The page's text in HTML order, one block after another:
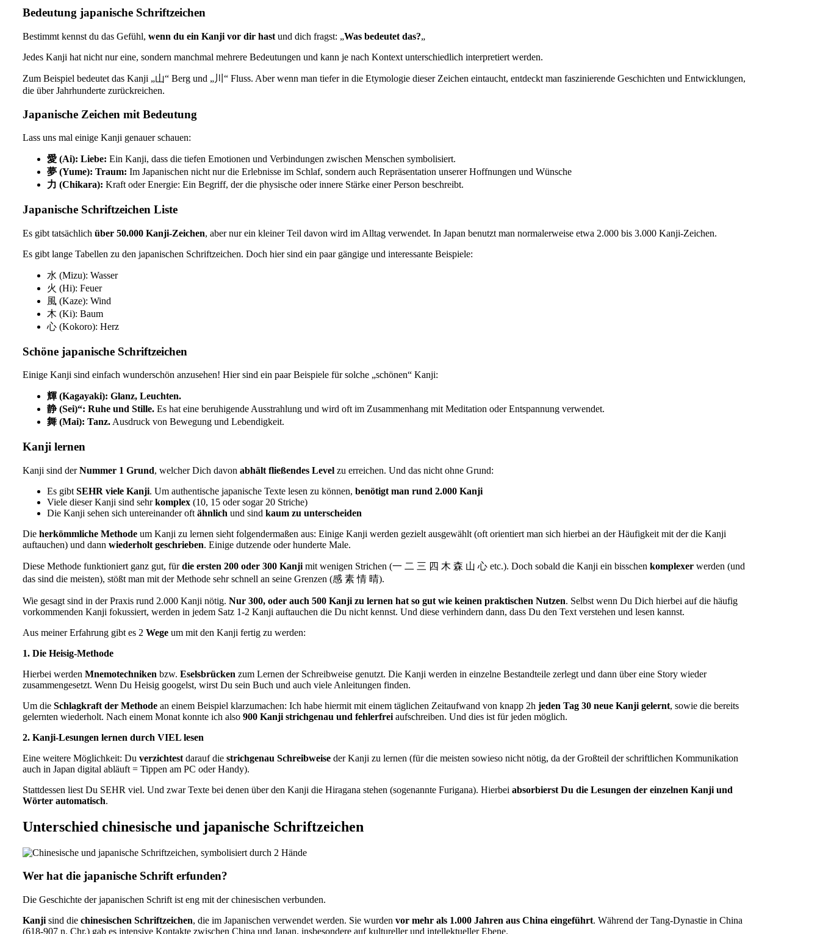
Bedeutung japanische Schriftzeichen
Bestimmt kennst du das Gefühl, wenn du ein Kanji vor dir hastund dich fragst: „Was bedeutet das?„
Jedes Kanji hat nicht nur eine, sondern manchmal mehrere Bedeutungen und kann je nach Kontext unterschiedlich interpretiert werden.
Zum Beispiel bedeutet das Kanji „山“ Berg und „川“ Fluss. Aber wenn man tiefer in die Etymologie dieser Zeichen eintaucht, entdeckt man faszinierende Geschichten und Entwicklungen,
die über Jahrhunderte zurückreichen.
Japanische Zeichen mit Bedeutung
Lass uns mal einige Kanji genauer schauen:
愛 (Ai): Liebe: Ein Kanji, dass die tiefen Emotionen und Verbindungen zwischen Menschen symbolisiert.
夢 (Yume): Traum: Im Japanischen nicht nur die Erlebnisse im Schlaf, sondern auch Repräsentation unserer Hoffnungen und Wünsche
力 (Chikara): Kraft oder Energie: Ein Begriff, der die physische oder innere Stärke einer Person beschreibt.
Japanische Schriftzeichen Liste
Es gibt tatsächlich über 50.000 Kanji-Zeichen, aber nur ein kleiner Teil davon wird im Alltag verwendet. In Japan benutzt man normalerweise etwa 2.000 bis 3.000 Kanji-Zeichen.
Es gibt lange Tabellen zu den japanischen Schriftzeichen. Doch hier sind ein paar gängige und interessante Beispiele:
水 (Mizu): Wasser
火 (Hi): Feuer
風 (Kaze): Wind
木 (Ki): Baum
心 (Kokoro): Herz
Schöne japanische Schriftzeichen
Einige Kanji sind einfach wunderschön anzusehen! Hier sind ein paar Beispiele für solche „schönen“ Kanji:
輝 (Kagayaki): Glanz, Leuchten.
静 (Sei)“: Ruhe und Stille.Es hat eine beruhigende Ausstrahlung und wird oft im Zusammenhang mit Meditation oder Entspannung verwendet.
舞 (Mai): Tanz.Ausdruck von Bewegung und Lebendigkeit.
Kanji lernen
Kanji sind derNummer 1 Grund, welcher Dich davon abhält fließendes Levelzu erreichen. Und das nicht ohne Grund:
Es gibt SEHR viele Kanji. Um authentische japanische Texte lesen zu können, benötigt man rund 2.000 Kanji
Viele dieser Kanji sind sehrkomplex(10, 15 oder sogar 20 Striche)
Die Kanji sehen sich untereinander oft ähnlich und sind kaum zu unterscheiden
Die herkömmliche Methodeum Kanji zu lernen sieht folgendermaßen aus: Einige Kanji werden gezielt ausgewählt (oft orientiert man sich hierbei an der Häufigkeit mit der die Kanji
auftauchen) und dann wiederholt geschrieben. Einige dutzende oder hunderte Male.
Diese Methode funktioniert ganz gut, fürdie ersten 200 oder 300 Kanjimit wenigen Strichen (一 二 三 四 木 森 山 心 etc.). Doch sobald die Kanji ein bisschen komplexerwerden (und
das sind die meisten), stößt man mit der Methode sehr schnell an seine Grenzen (感 素 情 晴).
Wie gesagt sind in der Praxis rund 2.000 Kanji nötig. Nur 300, oder auch 500 Kanji zu lernen hat so gut wie keinen praktischen Nutzen. Selbst wenn Du Dich hierbei auf die häufig
vorkommenden Kanji fokussiert, werden in jedem Satz 1-2 Kanji auftauchen die Du nicht kennst. Und diese verhindern dann, dass Du den Text verstehen und lesen kannst.
Aus meiner Erfahrung gibt es 2 Wegeum mit den Kanji fertig zu werden:
1. Die Heisig-Methode
Hierbei werden Mnemotechniken bzw. Eselsbrücken zum Lernen der Schreibweise genutzt. Die Kanji werden in einzelne Bestandteile zerlegt und dann über eine Story wieder
zusammengesetzt. Wenn Du Heisig googelst, wirst Du sein Buch und auch viele Anleitungen finden.
Um die Schlagkraft der Methodean einem Beispiel klarzumachen: Ich habe hiermit mit einem täglichen Zeitaufwand von knapp 2h jeden Tag 30 neue Kanji gelernt, sowie die bereits
gelernten wiederholt. Nach einem Monat konnte ich also 900 Kanji strichgenau und fehlerfreiaufschreiben. Und dies ist für jeden möglich.
2. Kanji-Lesungen lernen durch VIEL lesen
Eine weitere Möglichkeit: Du verzichtestdarauf diestrichgenau Schreibweiseder Kanji zu lernen (für die meisten sowieso nicht nötig, da der Großteil der schriftlichen Kommunikation
auch in Japan digital abläuft = Tippen am PC oder Handy).
Stattdessen liest Du SEHR viel. Und zwar Texte bei denen über den Kanji die Hiragana stehen (sogenannte Furigana). Hierbei absorbierst Du die Lesungen der einzelnen Kanji und
Wörter automatisch.
Unterschied chinesische und japanische Schriftzeichen
Wer hat die japanische Schrift erfunden?
Die Geschichte der japanischen Schrift ist eng mit der chinesischen verbunden.
Kanjisind die chinesischen Schriftzeichen, die im Japanischen verwendet werden. Sie wurden vor mehr als 1.000 Jahren aus China eingeführt. Während der Tang-Dynastie in China
(618-907 n. Chr.) gab es intensive Kontakte zwischen China und Japan, insbesondere auf kultureller und intellektueller Ebene.